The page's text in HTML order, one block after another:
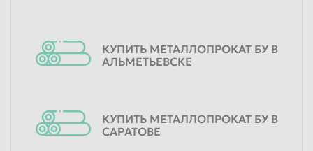
КУПИТЬ МЕТАЛЛОПРОКАТ БУ В
АЛЬМЕТЬЕВСКЕ
КУПИТЬ МЕТАЛЛОПРОКАТ БУ В
САРАТОВЕ